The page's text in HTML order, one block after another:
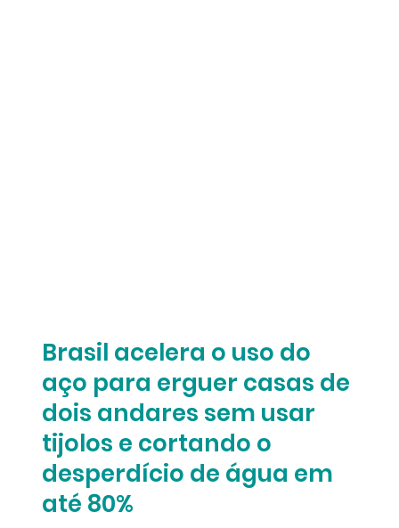
Brasil acelera o uso do
aço para erguer casas de
dois andares sem usar
tijolos e cortando o
desperdício de água em
até 80%